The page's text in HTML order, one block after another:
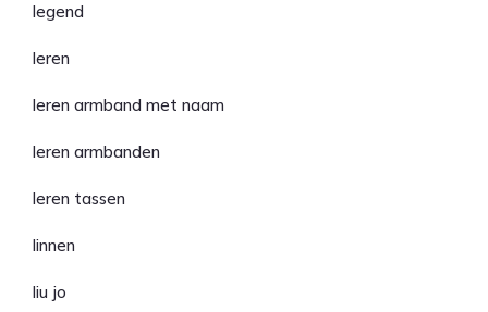
legend
leren
leren armband met naam
leren armbanden
leren tassen
linnen
liu jo